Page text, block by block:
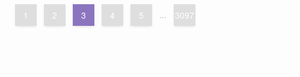
1 2 3 4 5 ... 3097